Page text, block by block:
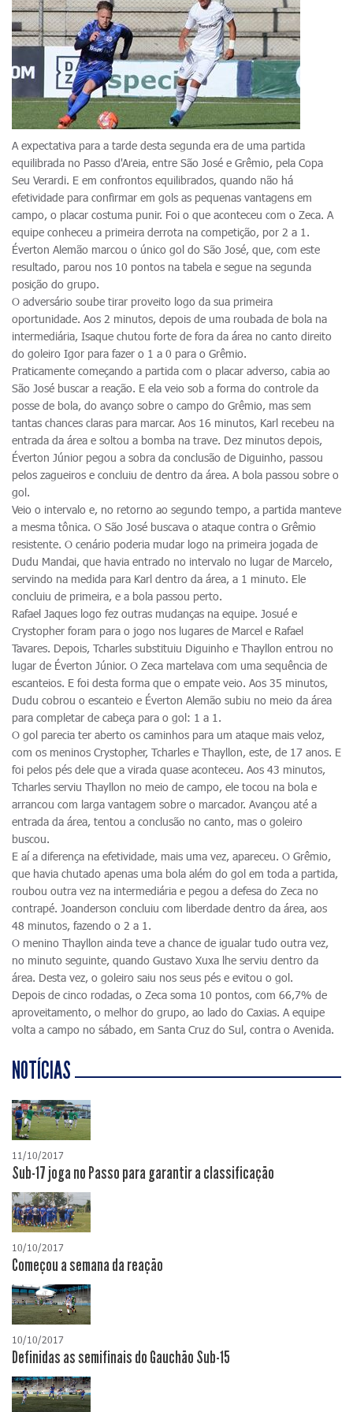
A expectativa para a tarde desta segunda era de uma partida
equilibrada no Passo d'Areia, entre São José e Grêmio, pela Copa
Seu Verardi. E em confrontos equilibrados, quando não há
efetividade para confirmar em gols as pequenas vantagens em
campo, o placar costuma punir. Foi o que aconteceu com o Zeca. A
equipe conheceu a primeira derrota na competição, por 2 a 1.
Éverton Alemão marcou o único gol do São José, que, com este
resultado, parou nos 10 pontos na tabela e segue na segunda
posição do grupo.
O adversário soube tirar proveito logo da sua primeira
oportunidade. Aos 2 minutos, depois de uma roubada de bola na
intermediária, Isaque chutou forte de fora da área no canto direito
do goleiro Igor para fazer o 1 a 0 para o Grêmio.
Praticamente começando a partida com o placar adverso, cabia ao
São José buscar a reação. E ela veio sob a forma do controle da
posse de bola, do avanço sobre o campo do Grêmio, mas sem
tantas chances claras para marcar. Aos 16 minutos, Karl recebeu na
entrada da área e soltou a bomba na trave. Dez minutos depois,
Éverton Júnior pegou a sobra da conclusão de Diguinho, passou
pelos zagueiros e concluiu de dentro da área. A bola passou sobre o
gol.
Veio o intervalo e, no retorno ao segundo tempo, a partida manteve
a mesma tônica. O São José buscava o ataque contra o Grêmio
resistente. O cenário poderia mudar logo na primeira jogada de
Dudu Mandai, que havia entrado no intervalo no lugar de Marcelo,
servindo na medida para Karl dentro da área, a 1 minuto. Ele
concluiu de primeira, e a bola passou perto.
Rafael Jaques logo fez outras mudanças na equipe. Josué e
Crystopher foram para o jogo nos lugares de Marcel e Rafael
Tavares. Depois, Tcharles substituiu Diguinho e Thayllon entrou no
lugar de Éverton Júnior. O Zeca martelava com uma sequência de
escanteios. E foi desta forma que o empate veio. Aos 35 minutos,
Dudu cobrou o escanteio e Éverton Alemão subiu no meio da área
para completar de cabeça para o gol: 1 a 1.
O gol parecia ter aberto os caminhos para um ataque mais veloz,
com os meninos Crystopher, Tcharles e Thayllon, este, de 17 anos. E
foi pelos pés dele que a virada quase aconteceu. Aos 43 minutos,
Tcharles serviu Thayllon no meio de campo, ele tocou na bola e
arrancou com larga vantagem sobre o marcador. Avançou até a
entrada da área, tentou a conclusão no canto, mas o goleiro
buscou.
E aí a diferença na efetividade, mais uma vez, apareceu. O Grêmio,
que havia chutado apenas uma bola além do gol em toda a partida,
roubou outra vez na intermediária e pegou a defesa do Zeca no
contrapé. Joanderson concluiu com liberdade dentro da área, aos
48 minutos, fazendo o 2 a 1.
O menino Thayllon ainda teve a chance de igualar tudo outra vez,
no minuto seguinte, quando Gustavo Xuxa lhe serviu dentro da
área. Desta vez, o goleiro saiu nos seus pés e evitou o gol.
Depois de cinco rodadas, o Zeca soma 10 pontos, com 66,7% de
aproveitamento, o melhor do grupo, ao lado do Caxias. A equipe
volta a campo no sábado, em Santa Cruz do Sul, contra o Avenida.
NOTÍCIAS
11/10/2017
Sub-17 joga no Passo para garantir a classificação
10/10/2017
Começou a semana da reação
10/10/2017
Definidas as semifinais do Gauchão Sub-15